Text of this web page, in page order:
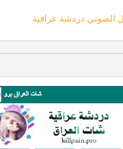
الصوتي دردشة عراقية